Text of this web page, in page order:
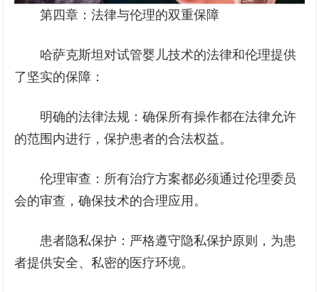
第四章：法律与伦理的双重保障
哈萨克斯坦对试管婴儿技术的法律和伦理提供
了坚实的保障：
明确的法律法规：确保所有操作都在法律允许
的范围内进行，保护患者的合法权益。
伦理审查：所有治疗方案都必须通过伦理委员
会的审查，确保技术的合理应用。
患者隐私保护：严格遵守隐私保护原则，为患
者提供安全、私密的医疗环境。